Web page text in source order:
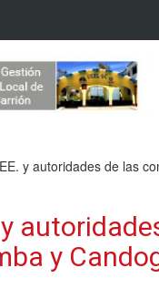
y autoridades de las
y